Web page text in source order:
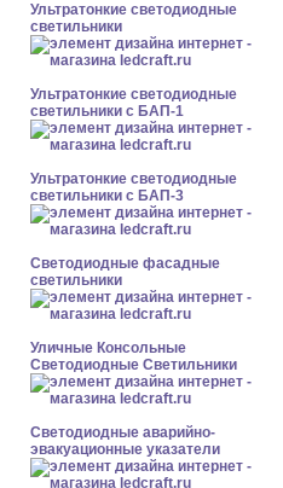
Ультратонкие светодиодные
светильники
Ультратонкие светодиодные
светильники с БАП-1
Ультратонкие светодиодные
светильники с БАП-3
Светодиодные фасадные
светильники
Уличные Консольные
Светодиодные Светильники
Светодиодные аварийно-
эвакуационные указатели